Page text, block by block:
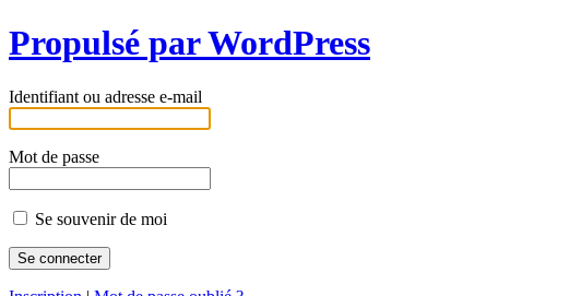
Propulsé par WordPress
Identifiant ou adresse e-mail
Mot de passe
Se souvenir de moi